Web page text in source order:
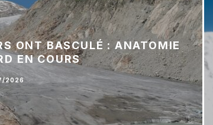
ONT BASCULÉ : ANATOMIE
EN COURS
2026